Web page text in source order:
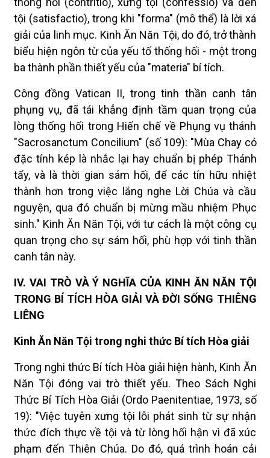
tội (satisfactio), trong khi "forma" (mô thể) là lời xá
giải của linh mục. Kinh Ăn Năn Tội, do đó, trở thành
biểu hiện ngôn từ của yếu tố thống hối - một trong
ba thành phần thiết yếu của "materia" bí tích.
Công đồng Vatican II, trong tinh thần canh tân
phụng vụ, đã tái khẳng định tầm quan trọng của
lòng thống hối trong Hiến chế về Phụng vụ thánh
"Sacrosanctum Concilium" (số 109): "Mùa Chay có
đặc tính kép là nhắc lại hay chuẩn bị phép Thánh
tẩy, và là thời gian sám hối, để các tín hữu nhiệt
thành hơn trong việc lắng nghe Lời Chúa và cầu
nguyện, qua đó chuẩn bị mừng mầu nhiệm Phục
sinh." Kinh Ăn Năn Tội, với tư cách là một công cụ
quan trọng cho sự sám hối, phù hợp với tinh thần
canh tân này.
IV. VAI TRÒ VÀ Ý NGHĨA CỦA KINH ĂN NĂN TỘI
TRONG BÍ TÍCH HÒA GIẢI VÀ ĐỜI SỐNG THIÊNG
LIÊNG
Kinh Ăn Năn Tội trong nghi thức Bí tích Hòa giải
Trong nghi thức Bí tích Hòa giải hiện hành, Kinh Ăn
Năn Tội đóng vai trò thiết yếu. Theo Sách Nghi
Thức Bí Tích Hòa Giải (Ordo Paenitentiae, 1973, số
19): "Việc tuyên xưng tội lỗi phát sinh từ sự nhận
thức đích thực về tội và từ lòng hối hận vì đã xúc
phạm đến Thiên Chúa. Do đó, quá trình hoán cải